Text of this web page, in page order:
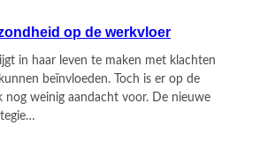
op de werkvloer
in haar leven te maken met klachten
beïnvloeden. Toch is er op de
nog weinig aandacht voor. De nieuwe